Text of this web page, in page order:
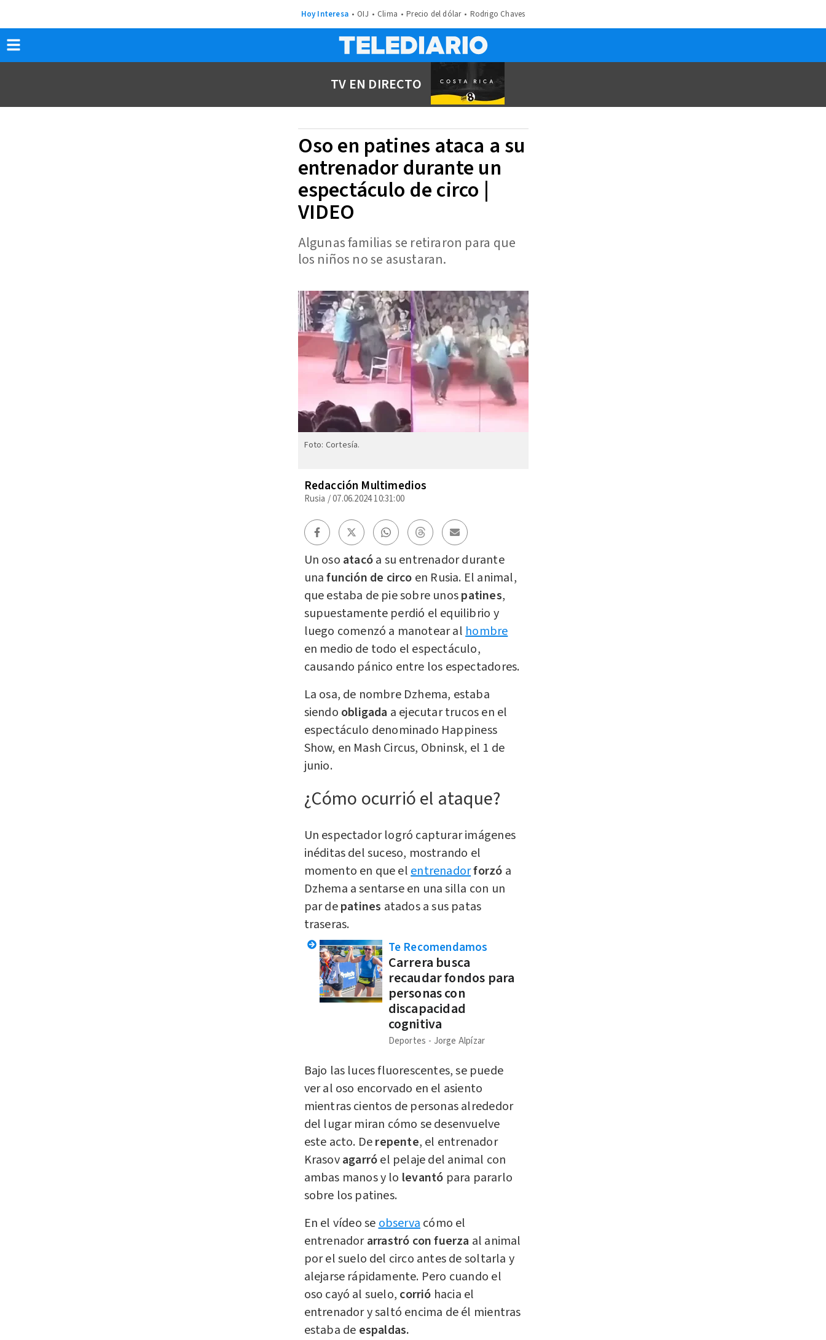
Hoy Interesa OIJ Clima Precio del dólar Rodrigo Chaves
TV EN DIRECTO
Oso en patines ataca a su
entrenador durante un
espectáculo de circo |
VIDEO
Algunas familias se retiraron para que
los niños no se asustaran.
Foto: Cortesía.
Redacción Multimedios
Rusia /07.06.2024 10:31:00
Un oso atacóa su entrenador durante
unafunción de circo en Rusia. El animal,
que estaba de pie sobre unospatines,
supuestamente perdió el equilibrio y
luego comenzó a manotear al hombre
en medio de todo el espectáculo,
causando pánico entre los espectadores.
La osa, de nombre Dzhema, estaba
siendo obligada a ejecutar trucos en el
espectáculo denominado Happiness
Show, en Mash Circus, Obninsk, el 1 de
junio.
¿Cómo ocurrió el ataque?
Un espectador logró capturar imágenes
inéditas del suceso, mostrando el
momento en que elentrenadorforzó a
Dzhema a sentarse en una silla con un
par depatines atados a sus patas
traseras.
Te Recomendamos
Carrera busca
recaudar fondos para
personas con
discapacidad
cognitiva
Deportes Jorge Alpízar
Bajo las luces fluorescentes, se puede
ver al oso encorvado en el asiento
mientras cientos de personas alrededor
del lugar miran cómo se desenvuelve
este acto. Derepente, el entrenador
Krasovagarróel pelaje del animal con
ambas manos y lo levantó para pararlo
sobre los patines.
En el vídeo seobservacómo el
entrenadorarrastró con fuerza al animal
por el suelo del circo antes de soltarla y
alejarse rápidamente. Pero cuando el
oso cayó al suelo, corrió hacia el
entrenador y saltó encima de él mientras
estaba de espaldas.